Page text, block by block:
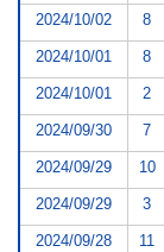
2024/10/02 8
2024/10/01 8
2024/10/01 2
2024/09/30 7
2024/09/29 10
2024/09/29 3
2024/09/28 11